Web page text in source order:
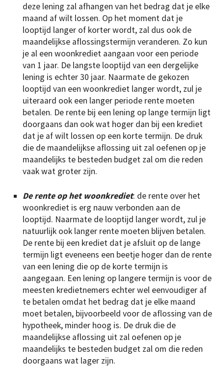
deze lening zal afhangen van het bedrag dat je elke
maand af wilt lossen. Op het moment dat je
looptijd langer of korter wordt, zal dus ook de
maandelijkse aflossingstermijn veranderen. Zo kun
je al een woonkrediet aangaan voor een periode
van 1 jaar. De langste looptijd van een dergelijke
lening is echter 30 jaar. Naarmate de gekozen
looptijd van een woonkrediet langer wordt, zul je
uiteraard ook een langer periode rente moeten
betalen. De rente bij een lening op lange termijn ligt
doorgaans dan ook wat hoger dan bij een krediet
dat je af wilt lossen op een korte termijn. De druk
die de maandelijkse aflossing uit zal oefenen op je
maandelijks te besteden budget zal om die reden
vaak wat groter zijn.
De rente op het woonkrediet: de rente over het
woonkrediet is erg nauw verbonden aan de
looptijd. Naarmate de looptijd langer wordt, zul je
natuurlijk ook langer rente moeten blijven betalen.
De rente bij een krediet dat je afsluit op de lange
termijn ligt eveneens een beetje hoger dan de rente
van een lening die op de korte termijn is
aangegaan. Een lening op langere termijn is voor de
meesten kredietnemers echter wel eenvoudiger af
te betalen omdat het bedrag dat je elke maand
moet betalen, bijvoorbeeld voor de aflossing van de
hypotheek, minder hoog is. De druk die de
maandelijkse aflossing uit zal oefenen op je
maandelijks te besteden budget zal om die reden
doorgaans wat lager zijn.